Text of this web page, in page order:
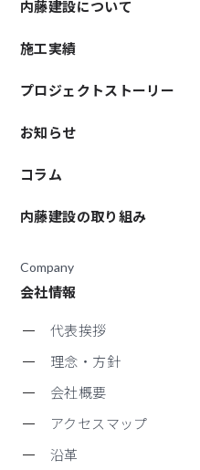
内藤建設について
施工実績
プロジェクトストーリー
お知らせ
コラム
内藤建設の取り組み
Company
会社情報
代表挨拶
理念・方針
会社概要
アクセスマップ
沿革